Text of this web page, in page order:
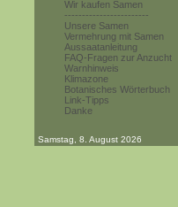
Wir kaufen Samen
------------------------
Unsere Samen
Vermehrung mit Samen
Aussaatanleitung
FAQ-Fragen zur Anzucht
Warnhinweis
Klimazone
Botanisches Wörterbuch
Link-Tipps
Danke
Samstag, 8. August 2026